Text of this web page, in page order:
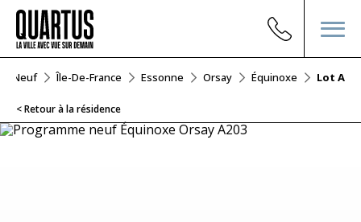
Neuf Île-De-France Essonne Orsay Équinoxe Lot A203
< Retour à la résidence